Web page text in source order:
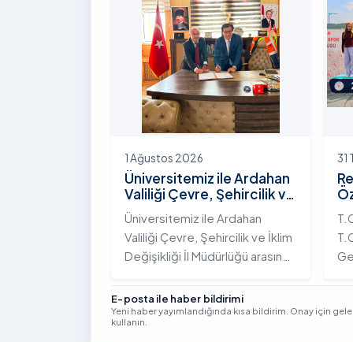
Yolunda Bilim Diplomasisi:
Akademi Lansmanı” programına
katıldı.
1 Ağustos 2026
Üniversitemiz ile Ardahan
Valiliği Çevre, Şehircilik ve
İklim Değişikliği İl
Müdürlüğü Arasında İş
Birliği Protokolü İmzalandı
Üniversitemiz ile Ardahan
Valiliği Çevre, Şehircilik ve İklim
Değişikliği İl Müdürlüğü arasında
güçlendirmek amacıyla
stratejik bir protokole imza
31
E-posta ile haber bildirimi
Yeni haber yayımlandığında kısa bildirim. Onay için
kullanın.